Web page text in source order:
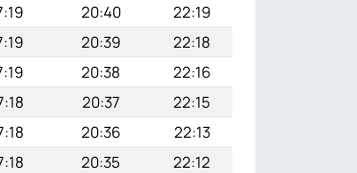
20:40
22:19
20:39
22:18
20:38
22:16
20:37
22:15
20:36
22:13
20:35
22:12